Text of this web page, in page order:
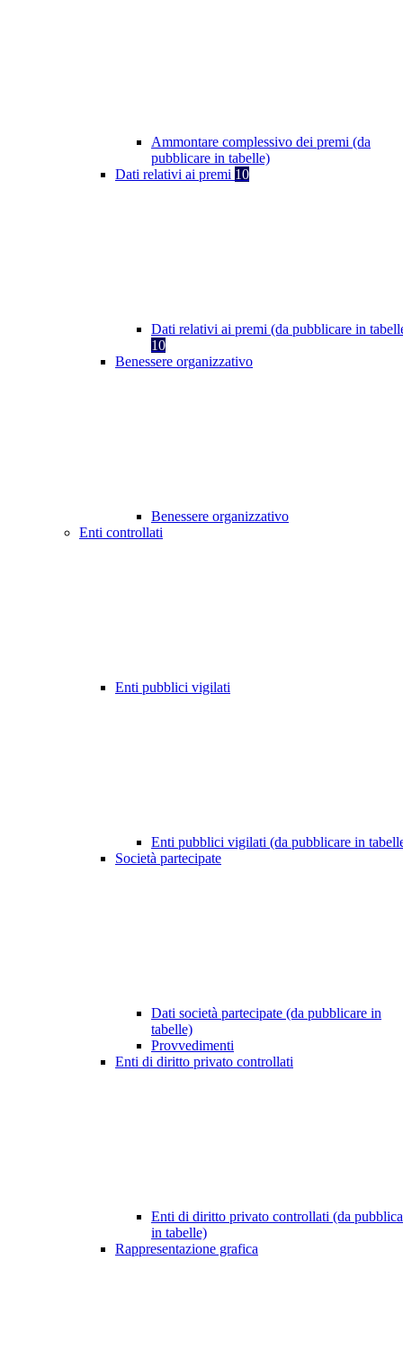
Ammontare complessivo dei premi (da
pubblicare in tabelle)
Dati relativi ai premi 10
Dati relativi ai premi (da pubblicare in
10
Benessere organizzativo
Benessere organizzativo
Enti controllati
Enti pubblici vigilati
Enti pubblici vigilati (da pubblicare in
Società partecipate
Dati società partecipate (da pubblicare in
tabelle)
Provvedimenti
Enti di diritto privato controllati
Enti di diritto privato controllati (da
in tabelle)
Rappresentazione grafica